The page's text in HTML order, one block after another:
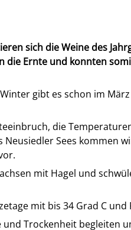
sich die Weine des
Ernte und konnten
gibt es schon im
die
Sees kommen
mit Hagel und
mit bis 34 Grad C
Trockenheit begleiten